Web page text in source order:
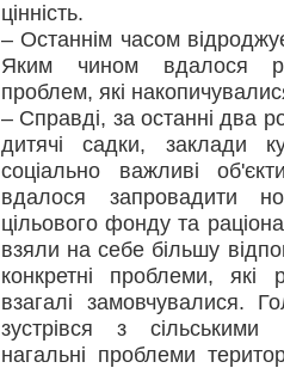
цінність.
– Останнім часом
Яким чином вдалося
проблем, які
– Справді, за останні два
дитячі садки, заклади
соціально важливі
вдалося запровадити
цільового фонду та
взяли на себе більшу
конкретні проблеми,
взагалі замовчувалися.
зустрівся з
нагальні проблеми